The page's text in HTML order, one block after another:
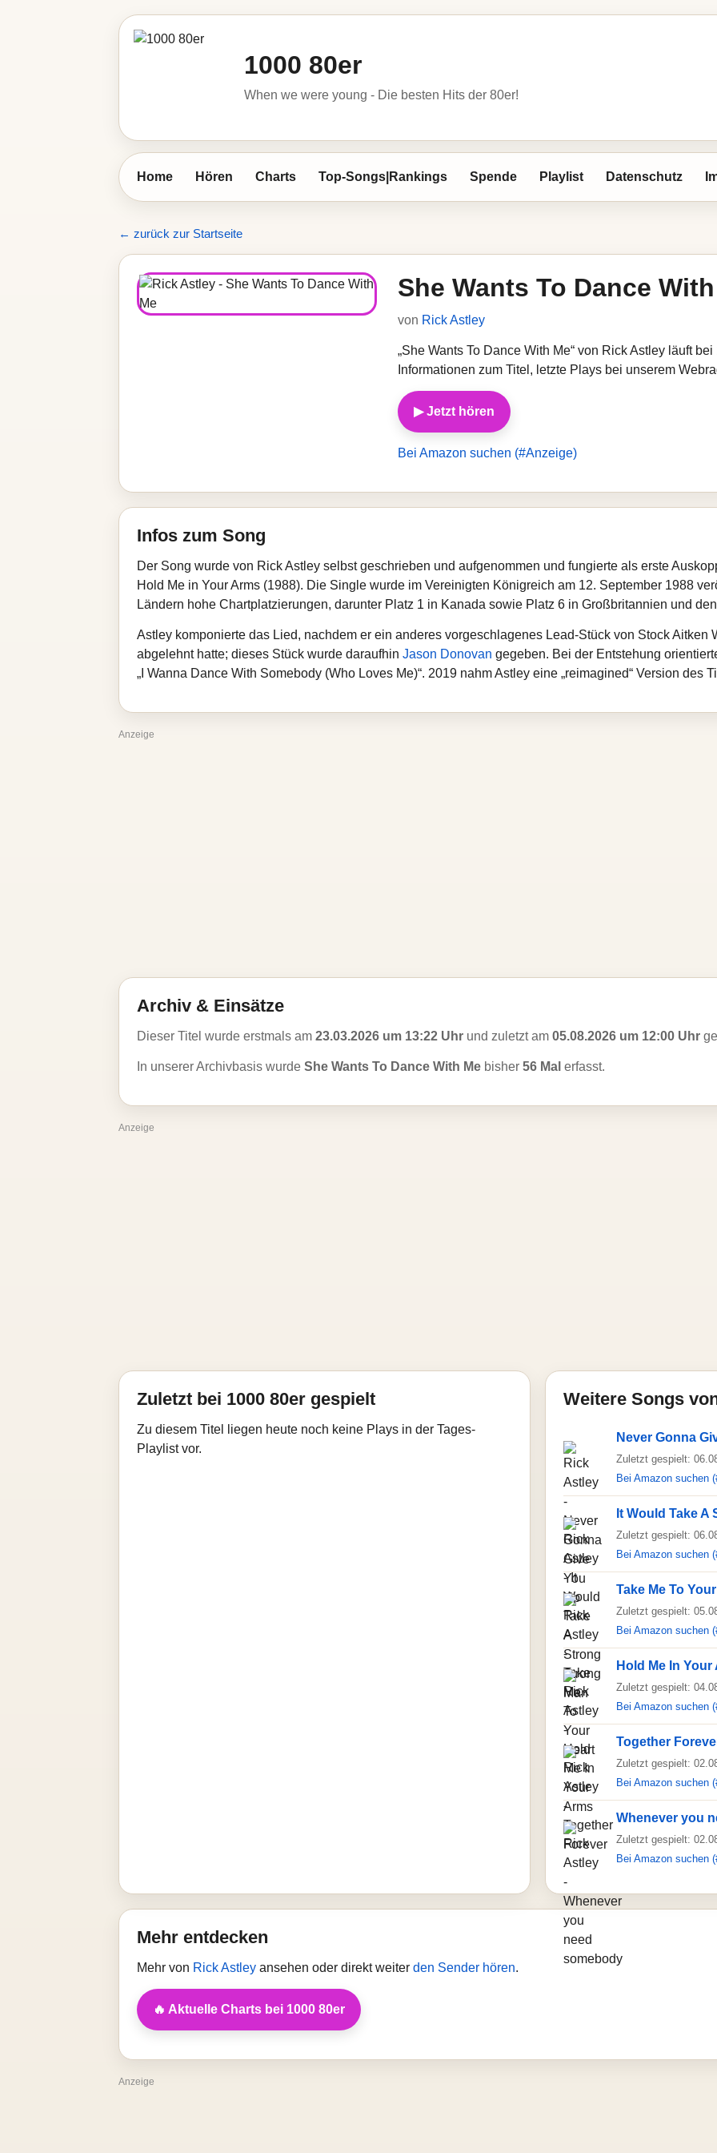
1000 80er
When we were young - Die besten Hits der 80er!
Home Hören Charts Top-Songs|Rankings Spende Playlist Datenschutz
← zurück zur Startseite
She Wants To Dance
von Rick Astley
„She Wants To Dance With Me“ von Rick Astley läuft
Informationen zum Titel, letzte Plays bei unserem
▶ Jetzt hören
Bei Amazon suchen (#Anzeige)
Infos zum Song
Der Song wurde von Rick Astley selbst geschrieben und aufgenommen und fungierte als erste
Hold Me in Your Arms (1988). Die Single wurde im Vereinigten Königreich am 12. September 1988
Ländern hohe Chartplatzierungen, darunter Platz 1 in Kanada sowie Platz 6 in Großbritannien und
Astley komponierte das Lied, nachdem er ein anderes vorgeschlagenes Lead-Stück von Stock Aitken
abgelehnt hatte; dieses Stück wurde daraufhin Jason Donovan gegeben. Bei der Entstehung
„I Wanna Dance With Somebody (Who Loves Me)“. 2019 nahm Astley eine „reimagined“ Version des
Anzeige
Archiv & Einsätze
Dieser Titel wurde erstmals am 23.03.2026 um 13:22 Uhr und zuletzt am 05.08.2026 um 12:00 Uhr
In unserer Archivbasis wurde She Wants To Dance With Me bisher 56 Mal erfasst.
Anzeige
Zuletzt bei 1000 80er gespielt
Zu diesem Titel liegen heute noch keine Plays in der Tages-
Playlist vor.
Weitere Songs
Never Gonna
Zuletzt gespielt:
Bei Amazon suchen
It Would Take
Zuletzt gespielt:
Bei Amazon suchen
Take Me To
Zuletzt gespielt:
Bei Amazon suchen
Hold Me In Your
Zuletzt gespielt:
Bei Amazon suchen
Together
Zuletzt gespielt:
Bei Amazon suchen
Whenever you
Zuletzt gespielt:
Bei Amazon suchen
Mehr entdecken
Mehr von Rick Astley ansehen oder direkt weiter den Sender hören.
🔥 Aktuelle Charts bei 1000 80er
Anzeige